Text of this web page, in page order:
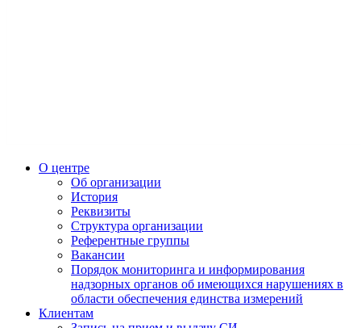
О центре
Об организации
История
Реквизиты
Структура организации
Референтные группы
Вакансии
Порядок мониторинга и информирования
надзорных органов об имеющихся нарушениях в
области обеспечения единства измерений
Клиентам